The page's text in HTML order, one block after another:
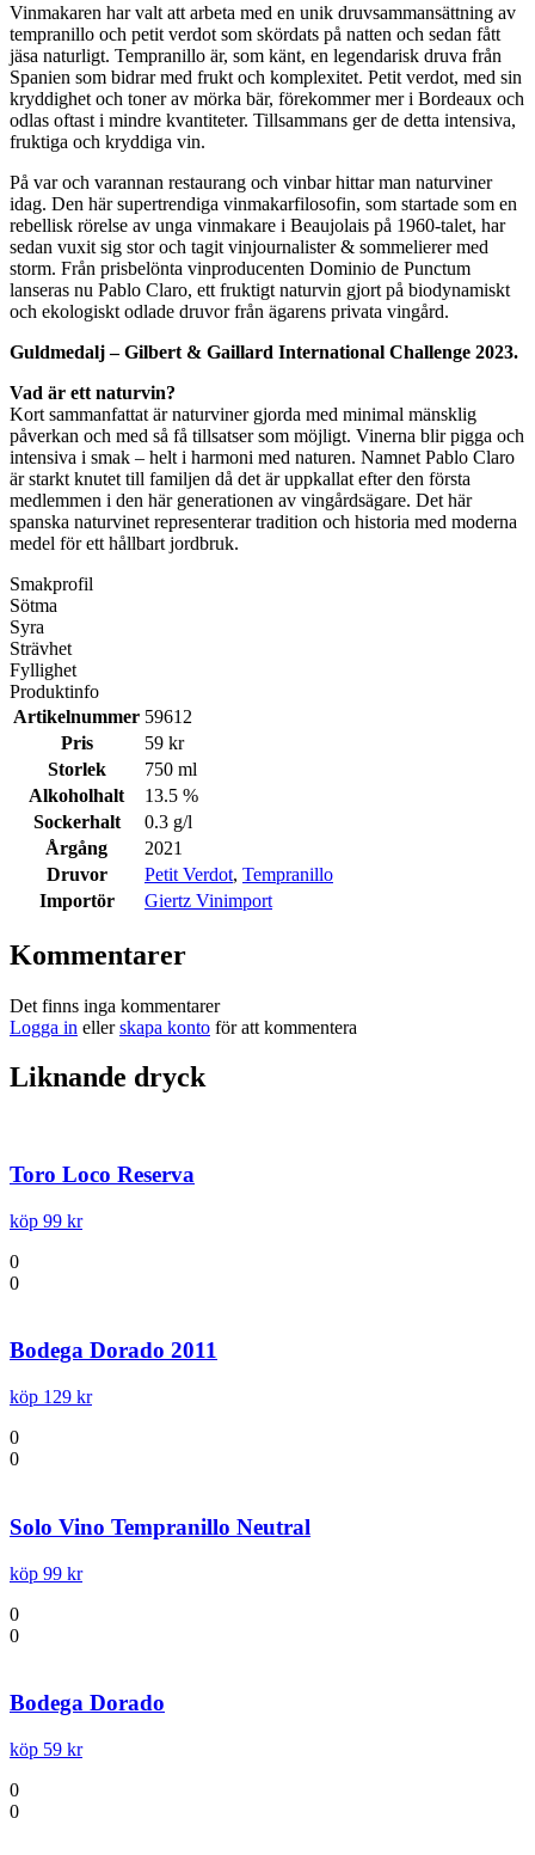
Vinmakaren har valt att arbeta med en unik druvsammansättning av
tempranillo och petit verdot som skördats på natten och sedan fått
jäsa naturligt. Tempranillo är, som känt, en legendarisk druva från
Spanien som bidrar med frukt och komplexitet. Petit verdot, med sin
kryddighet och toner av mörka bär, förekommer mer i Bordeaux och
odlas oftast i mindre kvantiteter. Tillsammans ger de detta intensiva,
fruktiga och kryddiga vin.
På var och varannan restaurang och vinbar hittar man naturviner
idag. Den här supertrendiga vinmakarfilosofin, som startade som en
rebellisk rörelse av unga vinmakare i Beaujolais på 1960-talet, har
sedan vuxit sig stor och tagit vinjournalister & sommelierer med
storm. Från prisbelönta vinproducenten Dominio de Punctum
lanseras nu Pablo Claro, ett fruktigt naturvin gjort på biodynamiskt
och ekologiskt odlade druvor från ägarens privata vingård.
Guldmedalj – Gilbert & Gaillard International Challenge 2023.
Vad är ett naturvin?
Kort sammanfattat är naturviner gjorda med minimal mänsklig
påverkan och med så få tillsatser som möjligt. Vinerna blir pigga och
intensiva i smak – helt i harmoni med naturen. Namnet Pablo Claro
är starkt knutet till familjen då det är uppkallat efter den första
medlemmen i den här generationen av vingårdsägare. Det här
spanska naturvinet representerar tradition och historia med moderna
medel för ett hållbart jordbruk.
Smakprofil
Sötma
Syra
Strävhet
Fyllighet
Produktinfo
Artikelnummer 59612
Pris
59 kr
Storlek
750 ml
Alkoholhalt
13.5 %
Sockerhalt
0.3 g/l
Årgång
2021
Druvor
Petit Verdot, Tempranillo
Importör
Giertz Vinimport
Kommentarer
Det finns inga kommentarer
Logga in ellerskapa konto för att kommentera
Liknande dryck
Toro Loco Reserva
köp 99 kr
0
0
Bodega Dorado 2011
köp 129 kr
0
0
Solo Vino Tempranillo Neutral
köp 99 kr
0
0
Bodega Dorado
köp 59 kr
0
0